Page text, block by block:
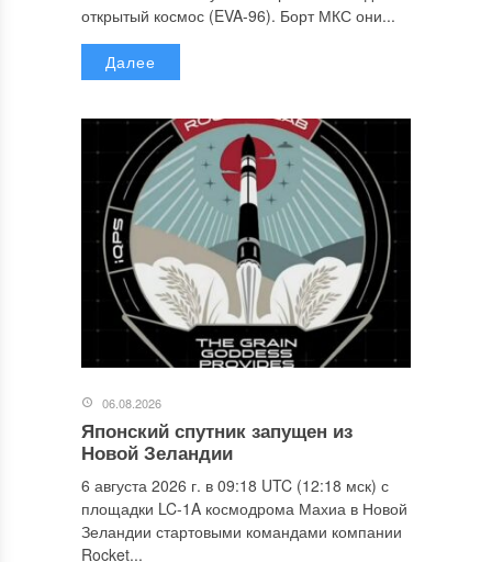
открытый космос (EVA-96). Борт МКС они...
Далее
06.08.2026
Японский спутник запущен из
Новой Зеландии
6 августа 2026 г. в 09:18 UTC (12:18 мск) с
площадки LC-1A космодрома Махиа в Новой
Зеландии стартовыми командами компании
Rocket...